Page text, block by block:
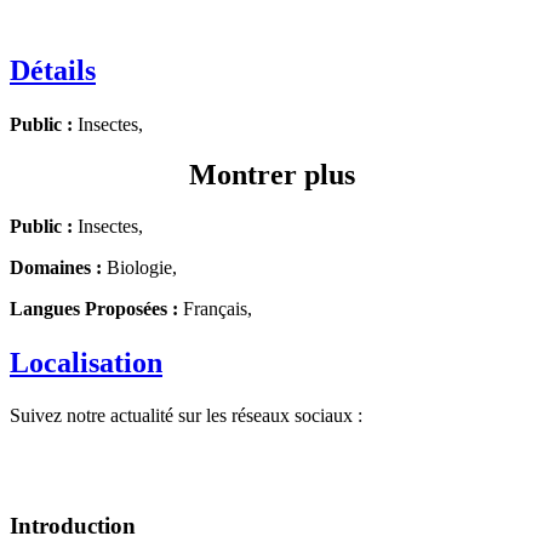
Détails
Public : Insectes,
Montrer plus
Public : Insectes,
Domaines : Biologie,
Langues Proposées : Français,
Localisation
Suivez notre actualité sur les réseaux sociaux :
Introduction